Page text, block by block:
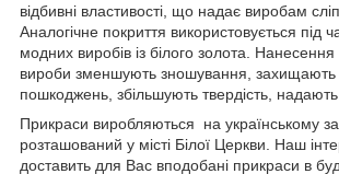
відбивні властивості, що надає виробам
Аналогічне покриття використовується під
модних виробів із білого золота. Нанесення
вироби зменшують зношування, захищають
пошкоджень, збільшують твердість, надають
Прикраси виробляються на українському
розташований у місті Білої Церкви. Наш
доставить для Вас вподобані прикраси в